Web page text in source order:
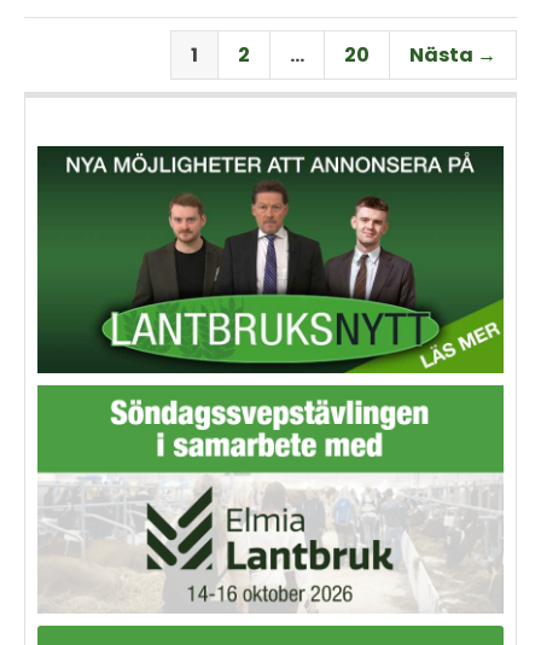
Per Larsson som idag har
rollen som senior advisor på
nyhetsuppdatering med en
rapport från
spannmålsmarknaden.
1 2 … 20 Nästa →